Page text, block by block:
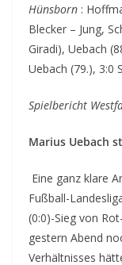
Hünsborn :
Blecker – Jung,
Giradi), Uebach
Uebach (79.), 3:0
Spielbericht
Marius Uebach
Eine ganz klare
Fußball-
(0:0)-Sieg von
gestern Abend
Verhältnisses